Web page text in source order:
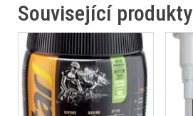
Související produkty